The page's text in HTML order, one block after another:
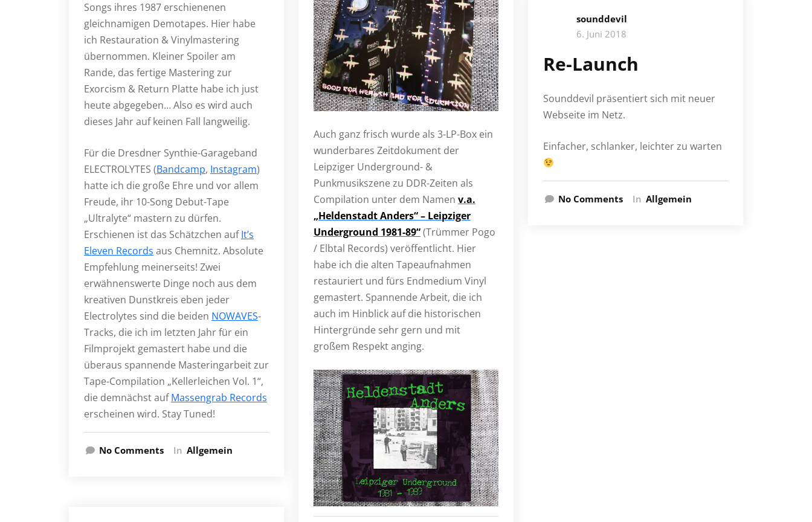
Songs ihres 1987 erschienenen
gleichnamigen Demotapes. Hier habe
ich Restauration & Vinylmastering
übernommen. Kleiner Spoiler am
Rande, das fertige Mastering zur
Exorcism & Return Platte habe ich just
heute abgegeben… Also es wird auch
dieses Jahr auf keinen Fall langweilig.
Für die Dresdner Synthie-Garageband
ELECTROLYTES (Bandcamp, Instagram)
hatte ich die große Ehre und vor allem
Freude, ihr 10-Song Debut-Tape
„Ultralyte“ mastern zu dürfen.
Erschienen ist das Schätzchen aufIt’s
Eleven Records aus Chemnitz. Absolute
Empfehlung meinerseits! Zwei
erwähnenswerte Dinge noch aus dem
kreativen Dunstkreis eben jeder
Electrolytes sind die beiden NOWAVES-
Tracks, die ich im letzten Jahr für ein
Filmprojekt gemastert habe und die
überaus spannende Masteringarbeit zur
Tape-Compilation „Kellerleichen Vol. 1“,
die demnächst aufMassengrab Records
erscheinen wird. Stay Tuned!
No Comments In Allgemein
Auch ganz frisch wurde als 3-LP-Box ein
wunderbares Zeitdokument der
Leipziger Underground- &
Punkmusikszene zu DDR-Zeiten als
Compilation unter dem Namen v.a.
„Heldenstadt Anders“ – Leipziger
Underground 1981-89“(Trümmer Pogo
/ Elbtal Records) veröffentlicht. Hier
habe ich die alten Tapeaufnahmen
restauriert und fürs Endmedium Vinyl
gemastert. Spannende Arbeit, die ich
auch im Hinblick auf die historischen
Hintergründe sehr gern und mit
großem Respekt anging.
sounddevil
6. Juni 2018
Re-Launch
Sounddevil präsentiert sich mit neuer
Webseite im Netz.
Einfacher, schlanker, leichter zu warten
No Comments In Allgemein